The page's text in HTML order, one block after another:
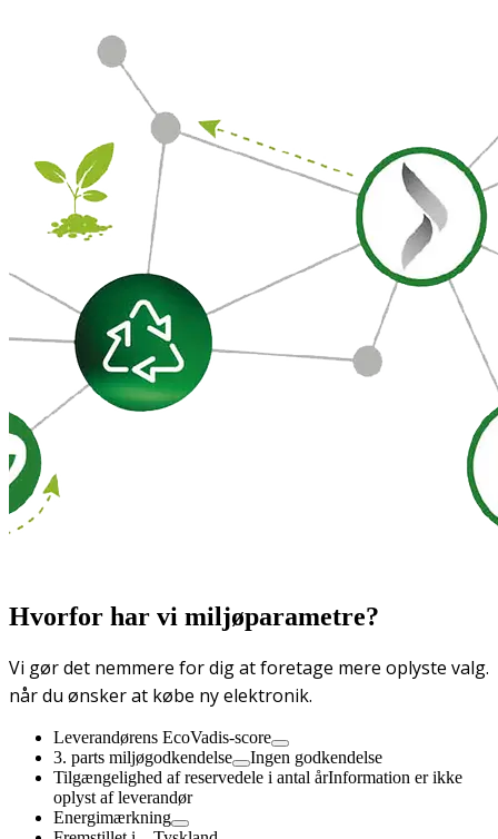
Hvorfor har vi miljøparametre?
Vi gør det nemmere for dig at foretage mere oplyste valg.
når du ønsker at købe ny elektronik.
Leverandørens EcoVadis-score
3. parts miljøgodkendelse
Ingen godkendelse
Tilgængelighed af reservedele i antal årInformation er ikke
oplyst af leverandør
Energimærkning